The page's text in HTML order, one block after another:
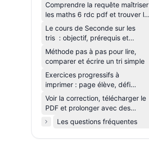
Comprendre la requête maîtriser
les maths 6 rdc pdf et trouver le
bon support
Le cours de Seconde sur les
tris : objectif, prérequis et
vocabulaire
Méthode pas à pas pour lire,
comparer et écrire un tri simple
Exercices progressifs à
imprimer : page élève, défi
bonus et mise en page PDF
Voir la correction, télécharger le
PDF et prolonger avec des
ressources liées
Les questions fréquentes